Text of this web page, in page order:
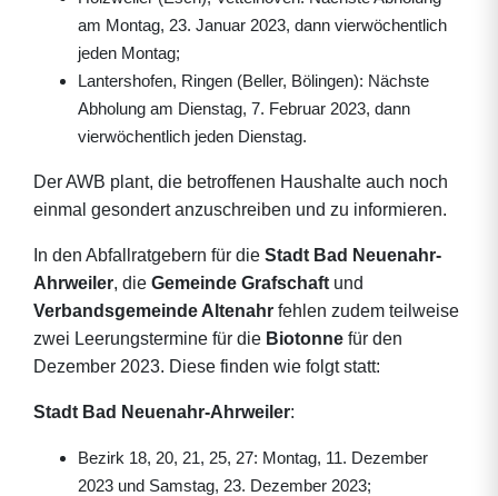
am Montag, 23. Januar 2023, dann vierwöchentlich
jeden Montag;
Lantershofen, Ringen (Beller, Bölingen): Nächste
Abholung am Dienstag, 7. Februar 2023, dann
vierwöchentlich jeden Dienstag.
Der AWB plant, die betroffenen Haushalte auch noch
einmal gesondert anzuschreiben und zu informieren.
In den Abfallratgebern für die Stadt Bad Neuenahr-
Ahrweiler, die Gemeinde Grafschaft und
Verbandsgemeinde Altenahr fehlen zudem teilweise
zwei Leerungstermine für die Biotonne für den
Dezember 2023. Diese finden wie folgt statt:
Stadt Bad Neuenahr-Ahrweiler:
Bezirk 18, 20, 21, 25, 27: Montag, 11. Dezember
2023 und Samstag, 23. Dezember 2023;